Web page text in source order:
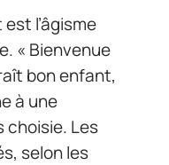
l’âgisme
« Bienvenue
bon enfant,
à une
choisie. Les
selon les